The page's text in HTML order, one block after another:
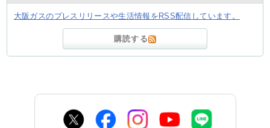
大阪ガスのプレスリリースや生活情報をRSS配信しています。
購読する